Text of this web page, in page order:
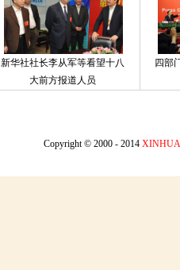
新华社社长李从军等看望十八
大前方报道人员
四部
Copyright © 2000 - 2014